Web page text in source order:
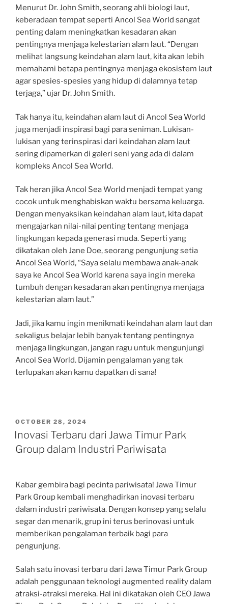
Menurut Dr. John Smith, seorang ahli biologi laut,
keberadaan tempat seperti Ancol Sea World sangat
penting dalam meningkatkan kesadaran akan
pentingnya menjaga kelestarian alam laut. “Dengan
melihat langsung keindahan alam laut, kita akan lebih
memahami betapa pentingnya menjaga ekosistem laut
agar spesies-spesies yang hidup di dalamnya tetap
terjaga,” ujar Dr. John Smith.
Tak hanya itu, keindahan alam laut di Ancol Sea World
juga menjadi inspirasi bagi para seniman. Lukisan-
lukisan yang terinspirasi dari keindahan alam laut
sering dipamerkan di galeri seni yang ada di dalam
kompleks Ancol Sea World.
Tak heran jika Ancol Sea World menjadi tempat yang
cocok untuk menghabiskan waktu bersama keluarga.
Dengan menyaksikan keindahan alam laut, kita dapat
mengajarkan nilai-nilai penting tentang menjaga
lingkungan kepada generasi muda. Seperti yang
dikatakan oleh Jane Doe, seorang pengunjung setia
Ancol Sea World, “Saya selalu membawa anak-anak
saya ke Ancol Sea World karena saya ingin mereka
tumbuh dengan kesadaran akan pentingnya menjaga
kelestarian alam laut.”
Jadi, jika kamu ingin menikmati keindahan alam laut dan
sekaligus belajar lebih banyak tentang pentingnya
menjaga lingkungan, jangan ragu untuk mengunjungi
Ancol Sea World. Dijamin pengalaman yang tak
terlupakan akan kamu dapatkan di sana!
POSTED
ON
OCTOBER 28, 2024
Inovasi Terbaru dari Jawa Timur Park
Group dalam Industri Pariwisata
Kabar gembira bagi pecinta pariwisata! Jawa Timur
Park Group kembali menghadirkan inovasi terbaru
dalam industri pariwisata. Dengan konsep yang selalu
segar dan menarik, grup ini terus berinovasi untuk
memberikan pengalaman terbaik bagi para
pengunjung.
Salah satu inovasi terbaru dari Jawa Timur Park Group
adalah penggunaan teknologi augmented reality dalam
atraksi-atraksi mereka. Hal ini dikatakan oleh CEO Jawa